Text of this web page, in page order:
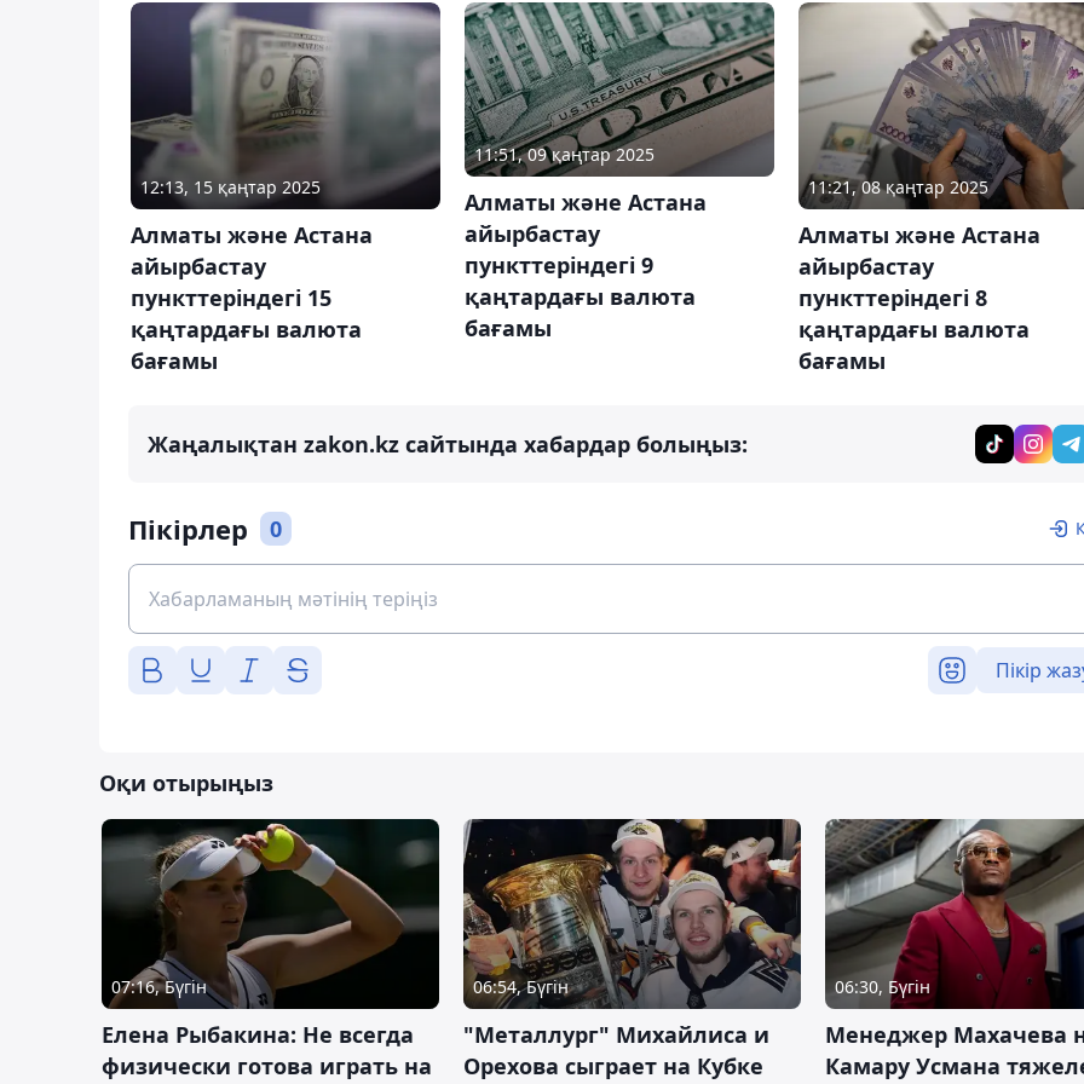
12:13, 15 қаңтар 2025
Алматы және Астана
айырбастау
пункттеріндегі 15
қаңтардағы валюта
бағамы
11:51, 09 қаңтар 2025
Алматы және Астана
айырбастау
пункттеріндегі 9
қаңтардағы валюта
бағамы
11:21, 08 қаңтар 2025
Алматы және Астана
айырбастау
пункттеріндегі 8
қаңтардағы валюта
бағамы
Жаңалықтан zakon.kz сайтында хабардар болыңыз:
Пікірлер 0
Пікір
Оқи отырыңыз
07:16, Бүгін
Елена Рыбакина: Не всегда
физически готова играть на
06:54, Бүгін
"Металлург" Михайлиса и
Орехова сыграет на Кубке
06:30, Бүгін
Менеджер Махачева
Камару Усмана